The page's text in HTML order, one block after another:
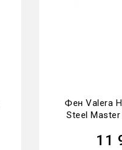
Фен Valera
Steel Master
11